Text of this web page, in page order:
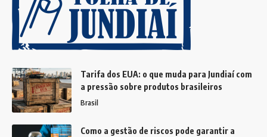
Tarifa dos EUA: o que muda para Jundiaí com
a pressão sobre produtos brasileiros
Brasil
Como a gestão de riscos pode garantir a